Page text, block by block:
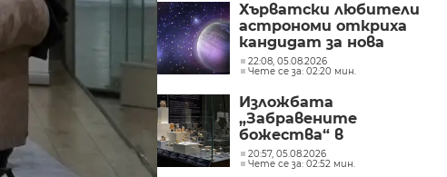
Хърватски любители
астрономи откриха
кандидат за нова
планетарна мъглявина
22:08, 05.08.2026
Чете се за: 02:20 мин.
Изложбата
„Забравените
божества“ в
Националния
археологически
20:57, 05.08.2026
Чете се за: 02:52 мин.